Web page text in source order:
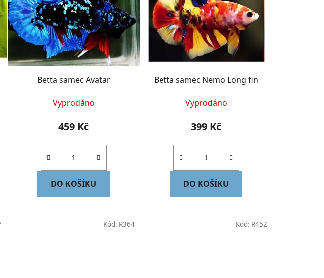
Betta samec Avatar
Vyprodáno
459 Kč
DO KOŠÍKU
Betta samec Nemo Long fin
Vyprodáno
399 Kč
DO KOŠÍKU
Kód: R364 Kód: R452